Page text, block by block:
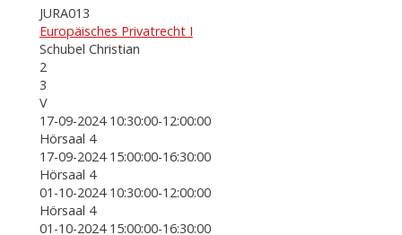
JURA013
Europäisches Privatrecht I
Schubel Christian
2
3
V
17-09-2024 10:30:00-12:00:00
Hörsaal 4
17-09-2024 15:00:00-16:30:00
Hörsaal 4
01-10-2024 10:30:00-12:00:00
Hörsaal 4
01-10-2024 15:00:00-16:30:00